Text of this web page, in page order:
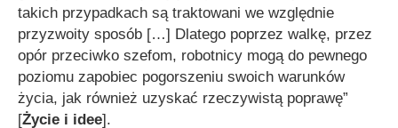
takich przypadkach są traktowani we względnie
przyzwoity sposób […] Dlatego poprzez walkę, przez
opór przeciwko szefom, robotnicy mogą do pewnego
poziomu zapobiec pogorszeniu swoich warunków
życia, jak również uzyskać rzeczywistą poprawę”
[Życie i idee].